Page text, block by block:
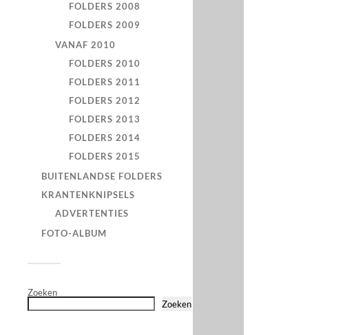
FOLDERS 2008
FOLDERS 2009
VANAF 2010
FOLDERS 2010
FOLDERS 2011
FOLDERS 2012
FOLDERS 2013
FOLDERS 2014
FOLDERS 2015
BUITENLANDSE FOLDERS
KRANTENKNIPSELS
ADVERTENTIES
FOTO-ALBUM
Zoeken
Zoeken